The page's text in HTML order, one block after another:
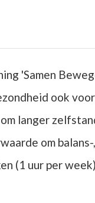
'Samen
ook
langer
om
(1 uur per